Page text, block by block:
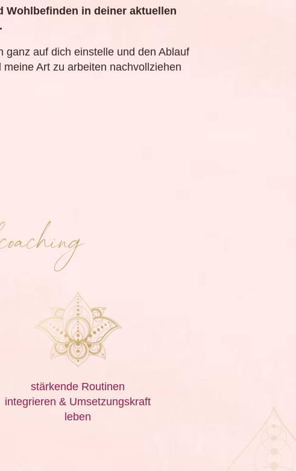
Wohlbefinden in deiner aktuellen
auf dich einstelle und den Ablauf
Art zu arbeiten nachvollziehen
stärkende Routinen
integrieren & Umsetzungskraft
leben